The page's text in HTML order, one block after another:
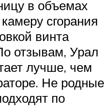
в объемах
сгорания
винта
отзывам, Урал
лучше, чем
Не родные
по